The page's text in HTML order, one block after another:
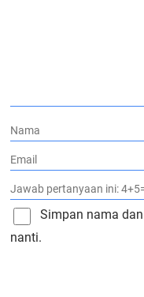
Simpan nama
nanti.